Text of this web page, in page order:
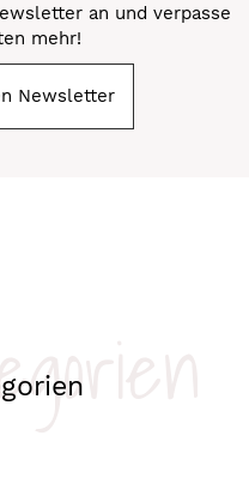
an und verpasse
mehr!
Newsletter